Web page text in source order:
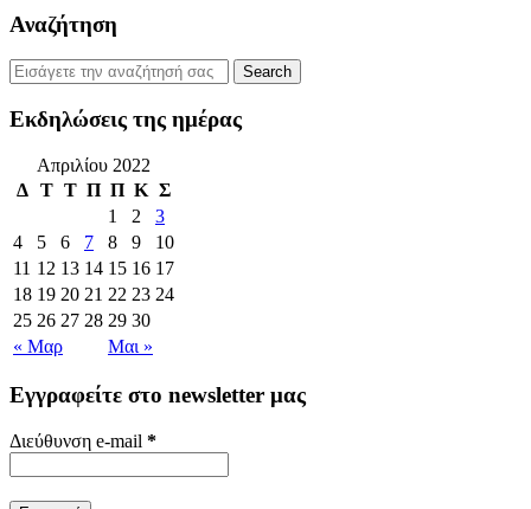
Αναζήτηση
Εκδηλώσεις της ημέρας
Απριλίου 2022
Δ Τ Τ Π Π Κ Σ
« Μαρ Μαι »
1 2
3
4
5 6 7 8 9
10
11 12 13 14 15 16 17
18 19 20 21 22 23 24
25 26 27 28 29 30
Εγγραφείτε στο newsletter μας
Διεύθυνση e-mail *